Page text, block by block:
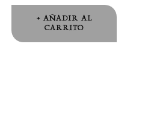
AÑADIR AL
CARRITO